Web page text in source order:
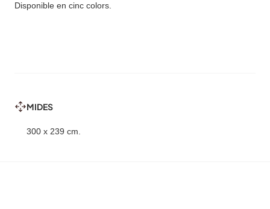
Disponible en cinc colors.
MIDES
300 x 239 cm.